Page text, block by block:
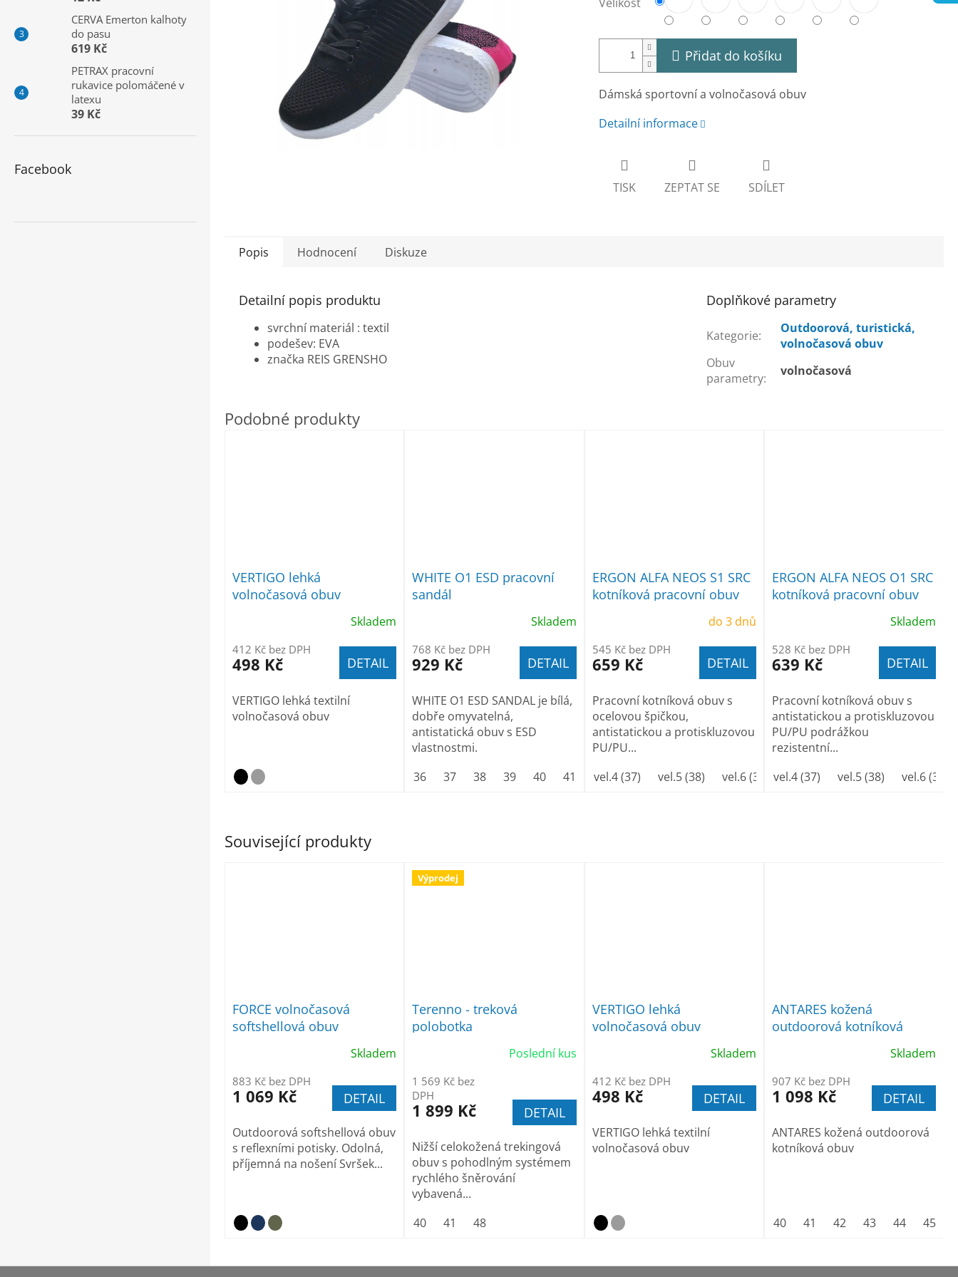
CERVA Emerton kalhoty
do pasu
619 Kč
PETRAX pracovní
rukavice polomáčené v
latexu
39 Kč
Facebook
Přidat do košíku
Dámská sportovní a volnočasová obuv
Detailní informace
TISK ZEPTAT SE SDÍLET
Související produkty
FORCE volnočasová
softshellová obuv
Skladem
883 Kč bez DPH
1 069 Kč DETAIL
Outdoorová softshellová obuv
s reflexními potisky. Odolná,
příjemná na nošení Svršek...
Výprodej
Terenno - treková
polobotka
Poslední kus
1 569 Kč bez
DPH
1 899 Kč DETAIL
Nižší celokožená trekingová
obuv s pohodlným systémem
rychlého šněrování
vybavená...
40
41 48
VERTIGO lehká
volnočasová obuv
Skladem
412 Kč bez DPH
498 Kč DETAIL
VERTIGO lehká textilní
volnočasová obuv
ANTARES kožená
outdoorová kotníková
Skladem
907 Kč bez DPH
1 098 Kč DETAIL
ANTARES kožená outdoorová
kotníková obuv
40 41 42 43 44 45
Popis Hodnocení Diskuze
Detailní popis produktu
svrchní materiál : textil
podešev: EVA
značka REIS GRENSHO
Doplňkové parametry
Kategorie:
Outdoorová, turistická,
volnočasová obuv
Obuv
parametry: volnočasová
VERTIGO lehká
volnočasová obuv
Skladem
412 Kč bez DPH
498 Kč DETAIL
VERTIGO lehká textilní
volnočasová obuv
WHITE O1 ESD pracovní
sandál
Skladem
768 Kč bez DPH
929 Kč DETAIL
WHITE O1 ESD SANDAL je bílá,
dobře omyvatelná,
antistatická obuv s ESD
vlastnostmi.
36
37 38 39 40 41 42 43 44 45 46 47 48
ERGON ALFA NEOS S1 SRC
kotníková pracovní obuv
do 3 dnů
545 Kč bez DPH
659 Kč DETAIL
Pracovní kotníková obuv s
ocelovou špičkou,
antistatickou a protiskluzovou
PU/PU...
vel.4 (37)
vel.5 (38) vel.6 (39) vel.6 1/2(40) vel.7 (41)
ERGON ALFA NEOS O1 SRC
kotníková pracovní obuv
Skladem
528 Kč bez DPH
639 Kč DETAIL
Pracovní kotníková obuv s
antistatickou a protiskluzovou
PU/PU podrážkou
rezistentní...
vel.4 (37)
vel.5 (38) vel.6 (39)